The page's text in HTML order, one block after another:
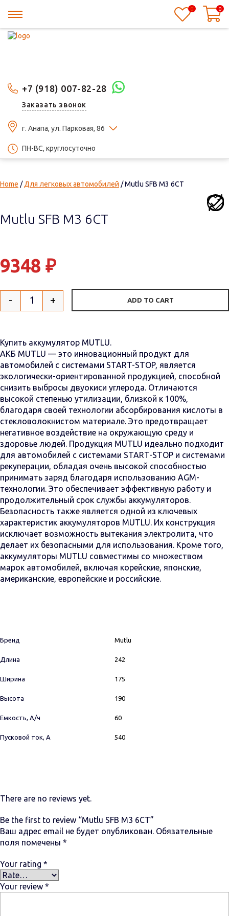
+7 (918) 007-82-28
Заказать звонок
г. Анапа, ул. Парковая, 86
ПН-ВС, круглосуточно
0 0
Home /Для легковых автомобилей / Mutlu SFB M3 6СТ
Mutlu SFB M3 6СТ
9348 ₽
Quantity
- + ADD TO CART
Купить аккумулятор MUTLU.
АКБ MUTLU — это инновационный продукт для
автомобилей с системами START-STOP, является
экологически-ориентированной продукцией, способной
снизить выбросы двуокиси углерода. Отличаются
высокой степенью утилизации, близкой к 100%,
благодаря своей технологии абсорбирования кислоты в
стекловолокнистом материале. Это предотвращает
негативное воздействие на окружающую среду и
здоровье людей. Продукция MUTLU идеально подходит
для автомобилей с системами START-STOP и системами
рекуперации, обладая очень высокой способностью
принимать заряд благодаря использованию AGM-
технологии. Это обеспечивает эффективную работу и
продолжительный срок службы аккумуляторов.
Безопасность также является одной из ключевых
характеристик аккумуляторов MUTLU. Их конструкция
исключает возможность вытекания электролита, что
делает их безопасными для использования. Кроме того,
аккумуляторы MUTLU совместимы со множеством
марок автомобилей, включая корейские, японские,
американские, европейские и российские.
Бренд Mutlu
Длина 242
Ширина 175
Высота 190
Емкость, А/ч 60
Пусковой ток, А 540
There are no reviews yet.
Be the first to review “Mutlu SFB M3 6СТ”
Ваш адрес email не будет опубликован. Обязательные
поля помечены *
Your rating *
Your review *